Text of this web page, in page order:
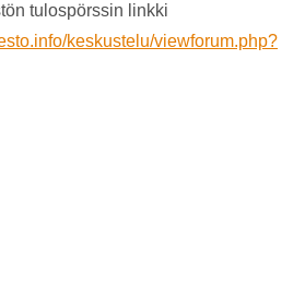
tulospörssin linkki
keskustelu/viewforum.php?